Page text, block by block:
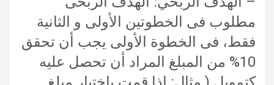
مطلوب فى الخطوتين الأولى و الثانية
فقط، فى الخطوة الأولى يجب أن تحقق
10% من المبلغ المراد أن تحصل عليه